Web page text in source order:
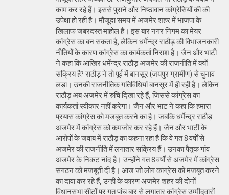
काम कर रहे हैं। इससे पुराने और निष्ठावान कांग्रेसियों की की
उपेक्षा हो रही है। मौजूदा समय में अजमेर शहर में भाजपा के
खिलाफ जबरदस्त माहोल है। इस बार नगर निगम का मेयर
कांग्रेस का बन सकता है, लेकिन धर्मेन्द्र राठौड़ की विभाजनकारी
नीतियों के कारण कांग्रेस का कार्यकर्ता निराश है। जैन और भाटी
ने कहा कि आखिर धर्मेन्द्र राठौड़ अजमेर की राजनीति में क्यों
सक्रिय हैै? राठौड़ ने तो पूर्व में बानसूर (जयपुर ग्रामीण) से चुनाव
लड़ा। उनकी राजनीतिक गतिविधियां बानसूर में ही रही है। लेकिन
राठौड़ अब अजमेर में रुचि दिखा रहे हैं, जिससे कांग्रेस का
कार्यकर्ता स्वीकार नहीं करेगा। जैन और भाट ने कहा कि हमारा
प्रयास कांग्रेस को मजबूत करने का है। जबकि धर्मेन्द्र राठौड़
अजमेर में कांग्रेस को कमजोर कर रहे हैं। जैन और भाटी के
आरोपों के जवाब में राठौड़ का कहना रहा है कि वे गत 8 वर्षों से
अजमेर की राजनीति में लगातार सक्रिय हैं। उनका पैतृक गांव
अजमेर के निकट नांद है। उन्होंने गत 8 वर्षों से अजमेर में कांग्रेस
संगठन को मजबूती दी है। आज जो लोग कांग्रेस को मजबूत करने
का दावा कर रहे हैं, उन्हीं के कारण अजमेर शहर की दोनों
विधानसभा सीटों पर गत पांच बार से लगातार कांग्रेस उम्मीदवारों